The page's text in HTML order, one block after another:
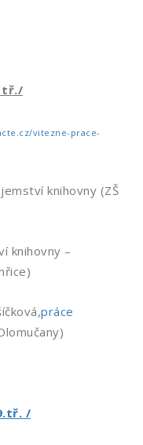
tř./
vitezne-prace-
knihovny (ZŠ
knihovny –
práce
/